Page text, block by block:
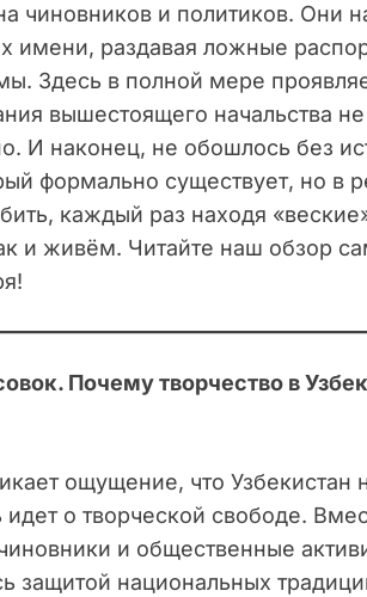
чиновников и политиков. Они
имени, раздавая ложные
Здесь в полной мере
вышестоящего начальства
И наконец, не обошлось без
формально существует, но в
каждый раз находя
и живём. Читайте наш обзор
Почему творчество в
ощущение, что Узбекистан
идет о творческой свободе.
и общественные
защитой национальных